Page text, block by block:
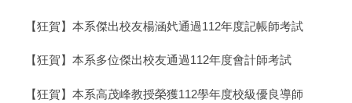
【狂賀】本系傑出校友楊涵㚤通過112年度記帳師考試
【狂賀】本系多位傑出校友通過112年度會計師考試
【狂賀】本系高茂峰教授榮獲112學年度校級優良導師